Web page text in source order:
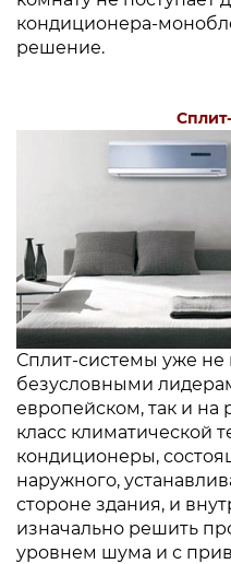
кондиционера-
решение.
Сплит-системы уже не
безусловными
европейском, так и на
класс климатической
кондиционеры,
наружного,
стороне здания, и
изначально решить
уровнем шума и с